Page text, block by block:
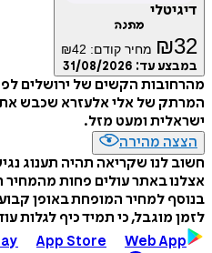
דיגיטלי
מתנה
₪32 מחיר קודם: ₪42
במבצע עד: 31/08/2026
מהרחובות הקשים של ירושלים
המרתק של אלי אלעזרא שכבש את
ישראלית ומעט מזל.
הצצה מהירה
חשוב לנו שקריאה תהיה תענוג
אצלנו באתר עולים פחות
בנוסף למחיר המופחת באופן
לזמן מוגבל, כי תמיד כיף לגלות
App Store Web App